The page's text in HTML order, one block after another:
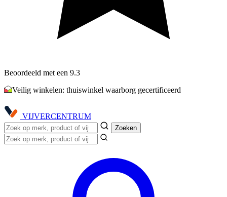
Beoordeeld met een 9.3
Veilig winkelen: thuiswinkel waarborg gecertificeerd
VIJVERCENTRUM
Zoeken